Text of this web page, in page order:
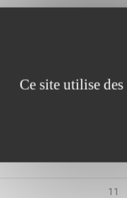
11
Ce site utilise